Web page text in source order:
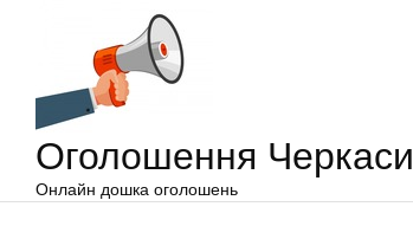
Оголошення Черкаси
Онлайн дошка оголошень